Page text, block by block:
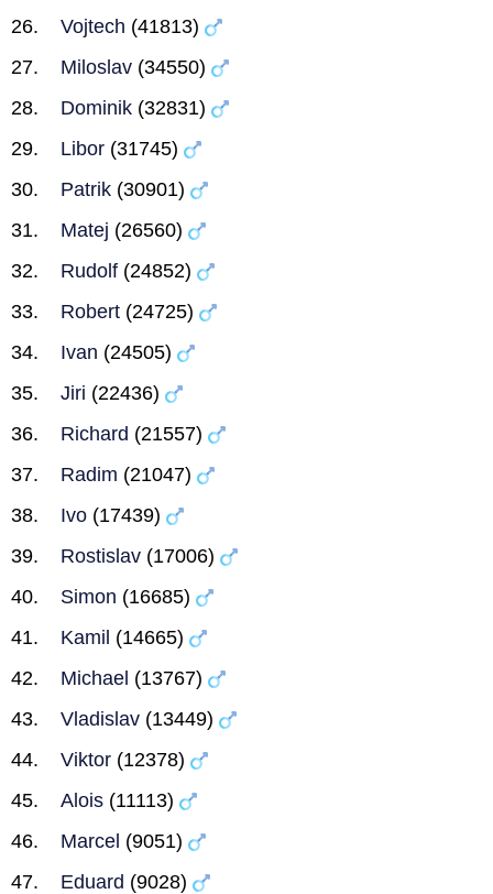
Vojtech (41813)
Miloslav (34550)
Dominik (32831)
Libor (31745)
Patrik (30901)
Matej (26560)
Rudolf (24852)
Robert (24725)
Ivan (24505)
Jiri (22436)
Richard (21557)
Radim (21047)
Ivo (17439)
Rostislav (17006)
Simon (16685)
Kamil (14665)
Michael (13767)
Vladislav (13449)
Viktor (12378)
Alois (11113)
Marcel (9051)
Eduard (9028)